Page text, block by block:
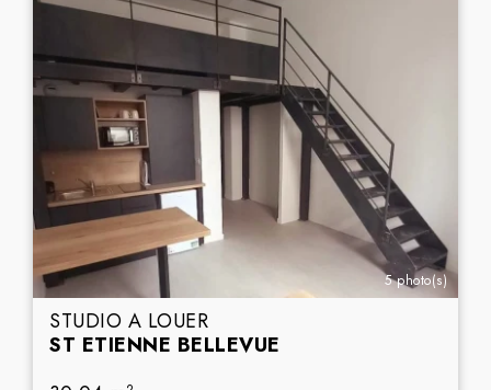
5 photo(s)
STUDIO A LOUER
ST ETIENNE BELLEVUE